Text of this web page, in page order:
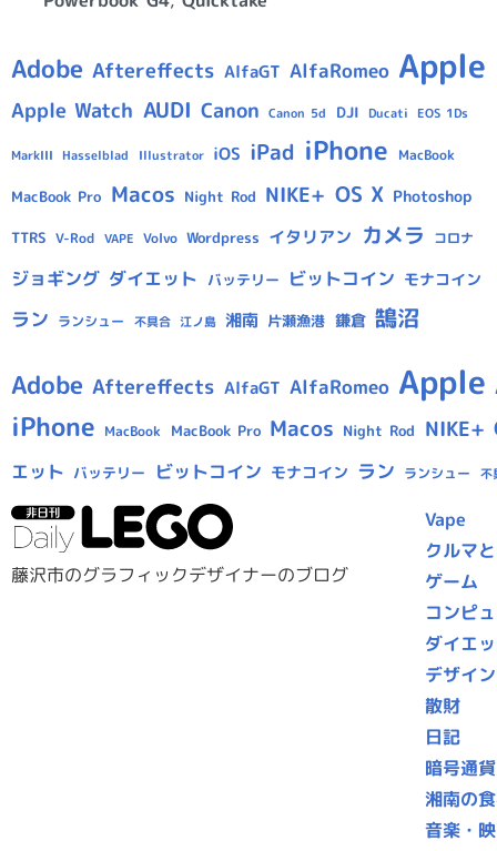
Adobe Aftereffects AlfaGT AlfaRomeo Apple
Apple Watch AUDI Canon Canon 5d DJI Ducati EOS 1Ds
MarkIII Hasselblad Illustrator iOS iPad iPhone MacBook
MacBook Pro Macos Night Rod NIKE+ OS X Photoshop
TTRS V-Rod VAPE Volvo Wordpress イタリアン カメラ コロナ
ジョギング ダイエット バッテリー ビットコイン モナコイン
ラン ランシュー 不具合 江ノ島 湘南 片瀬漁港 鎌倉 鵠沼
Adobe Aftereffects AlfaGT AlfaRomeo Apple
iPhone MacBook MacBook Pro Macos Night Rod NIKE+
エット バッテリー ビットコイン モナコイン ラン ランシュー 不
藤沢市のグラフィックデザイナーのブログ
Vape
クルマ
ゲーム
コンピ
ダイエ
デザイ
散財
日記
暗号通
湘南の
音楽・